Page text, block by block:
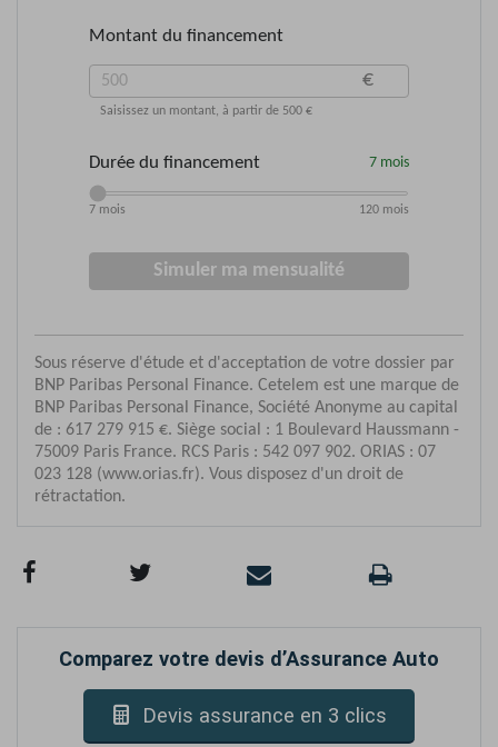
Comparez votre devis d’Assurance Auto
Devis assurance en 3 clics